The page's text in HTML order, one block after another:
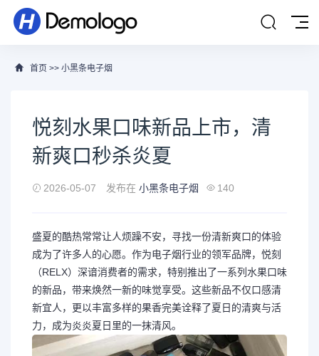
首页 >> 小黑条电子烟
悦刻水果口味新品上市，清
新爽口秒杀炎夏
2026-05-07 发布在 小黑条电子烟 140
盛夏的酷热常常让人烦躁不安，寻找一份清新爽口的体验
成为了许多人的心愿。作为电子烟行业的领军品牌，悦刻
（RELX）深谙消费者的需求，特别推出了一系列水果口味
的新品，带来焕然一新的味觉享受。这些新品不仅口感清
新宜人，更以丰富多样的果香完美诠释了夏日的清爽与活
力，成为炎炎夏日里的一抹清风。